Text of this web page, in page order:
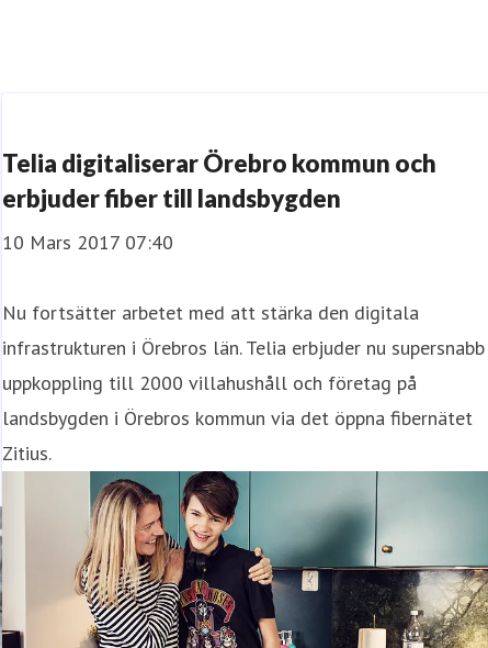
Telia digitaliserar Örebro kommun och
erbjuder fiber till landsbygden
10 Mars 2017 07:40
​Nu fortsätter arbetet med att stärka den digitala
infrastrukturen i Örebros län. Telia erbjuder nu supersnabb
uppkoppling till 2000 villahushåll och företag på
landsbygden i Örebros kommun via det öppna fibernätet
Zitius.